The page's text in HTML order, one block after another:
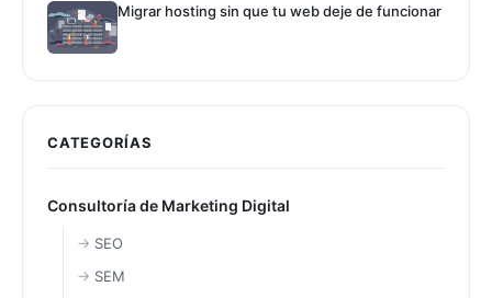
Migrar hosting sin que tu web deje de funcionar
CATEGORÍAS
Consultoría de Marketing Digital
SEO
SEM